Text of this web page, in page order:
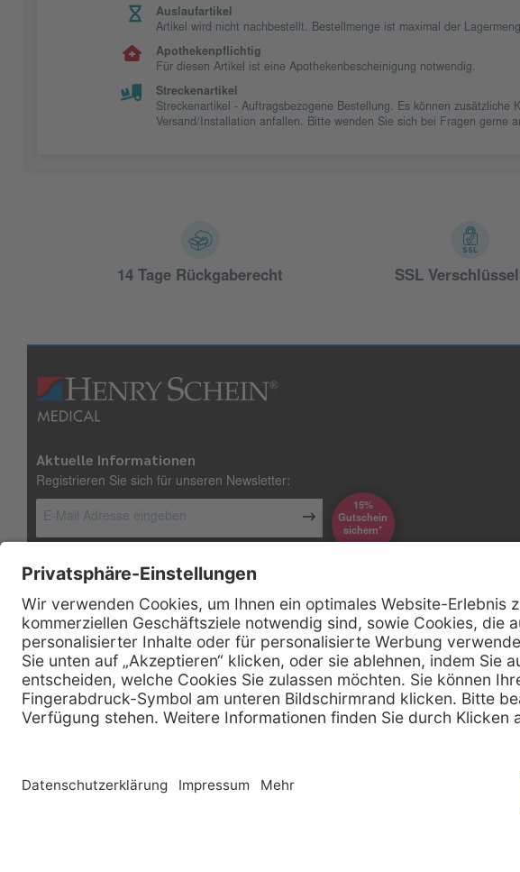
Auslaufartikel
Artikel wird nicht nachbestellt. Bestellmenge ist maximal der
Apothekenpflichtig
Für diesen Artikel ist eine Apothekenbescheinigung notwendig.
Streckenartikel
Streckenartikel - Auftragsbezogene Bestellung. Es können zusätzliche
Versand/Installation anfallen. Bitte wenden Sie sich bei Fragen gerne
14 Tage Rückgaberecht SSL
Aktuelle Informationen
Registrieren Sie sich für unseren Newsletter:
15%
Gutschein
*sichern
Kontakt
Firmensitz
Henry Schein Medical GmbH
Alt-Moabit 96 b
D-10559 Berlin
Telefon: 0800 - 888 777 6
E-Mail: info @ henryschein-med.de